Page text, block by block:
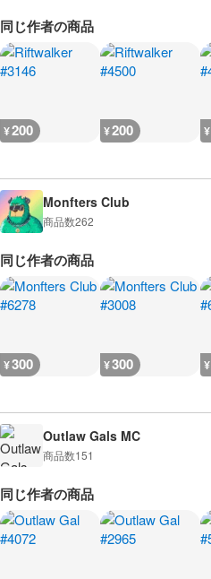
同じ作者の商品
¥200 ¥200 ¥
Monfters Club
商品数262
同じ作者の商品
¥300 ¥300 ¥
Outlaw Gals MC
商品数151
同じ作者の商品